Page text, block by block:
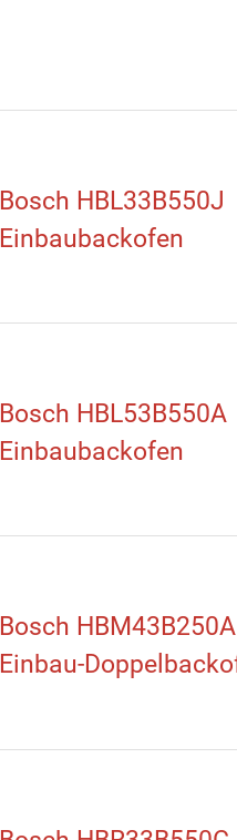
Bosch HBL33B550J
Einbaubackofen
Bosch HBL53B550A
Einbaubackofen
Bosch
Einbau-